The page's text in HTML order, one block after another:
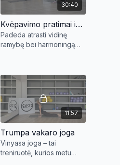
30:40
Kvėpavimo pratimai ir meditacija
Padeda atrasti vidinę
ramybę bei harmoningą
pailsėti nuo įtampos ir
streso, gerina miegą.
11:57
Trumpa vakaro joga
Vinyasa joga – tai
treniruotė, kurios metu